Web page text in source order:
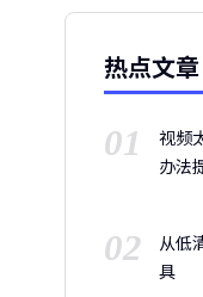
热点文章
01
视频
办法
02
从低
具